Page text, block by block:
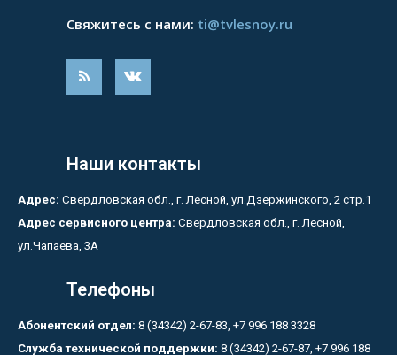
Свяжитесь с нами: ti@tvlesnoy.ru
Наши контакты
Адрес: Свердловская обл., г. Лесной, ул.Дзержинского, 2 стр.1
Адрес сервисного центра: Свердловская обл., г. Лесной,
ул.Чапаева, 3А
Телефоны
Абонентский отдел: 8 (34342) 2-67-83, +7 996 188 3328
Служба технической поддержки: 8 (34342) 2-67-87, +7 996 188